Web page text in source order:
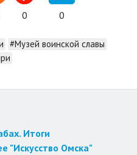
0 0
#Музей воинской славы
Итоги
"Искусство Омска"